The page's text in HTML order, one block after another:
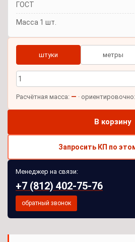
ГОСТ
Масса 1 шт.
штуки метры
Расчётная масса: — · ориентировочно:
В корзину
Запросить КП по
Менеджер на связи:
+7 (812) 402-75-76
обратный звонок